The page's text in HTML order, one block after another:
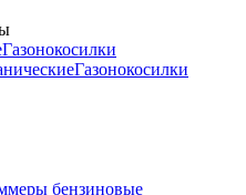
Газонокосилки
Газонокосилки
бензиновые